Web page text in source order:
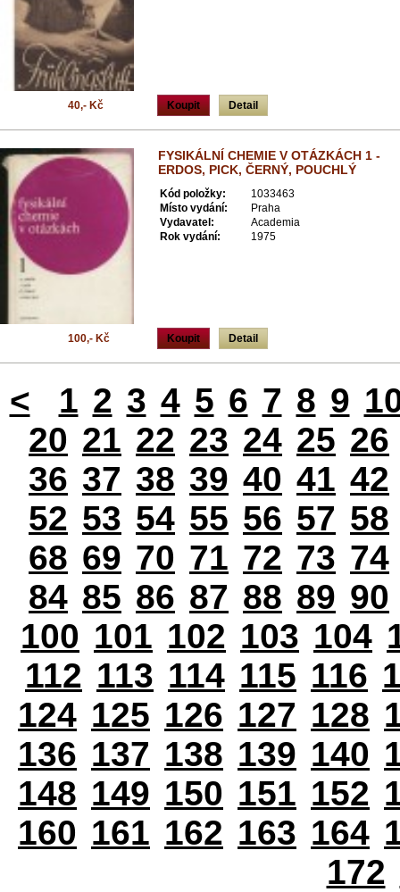
Koupit Detail
40,- Kč
FYSIKÁLNÍ CHEMIE V OTÁZKÁCH 1 -
ERDOS, PICK, ČERNÝ, POUCHLÝ
Kód položky:
1033463
Místo vydání:
Praha
Vydavatel:
Academia
Rok vydání:
1975
Koupit Detail
100,- Kč
< 1 2 3 4 5 6 7 8 9
20 21 22 23 24 25 26
36 37 38 39 40 41 42
52 53 54 55 56 57 58
68 69 70 71 72 73 74
84 85 86 87 88 89 90
100 101 102 103 104
112 113 114 115 116
124 125 126 127 128
136 137 138 139 140
148 149 150 151 152
160 161 162 163 164
172